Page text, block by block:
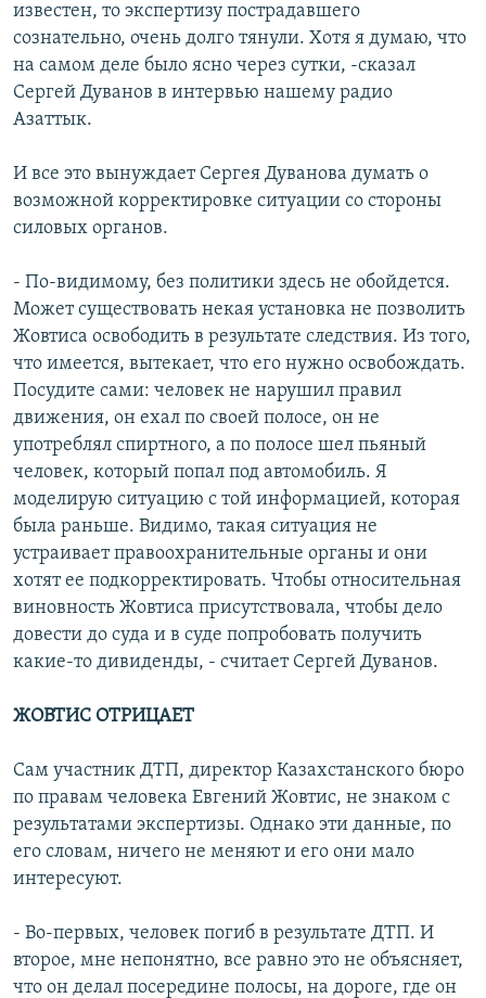
известен, то экспертизу пострадавшего
сознательно, очень долго тянули. Хотя я думаю, что
на самом деле было ясно через сутки, -сказал
Сергей Дуванов в интервью нашему радио
Азаттык.
И все это вынуждает Сергея Дуванова думать о
возможной корректировке ситуации со стороны
силовых органов.
- По-видимому, без политики здесь не обойдется.
Может существовать некая установка не позволить
Жовтиса освободить в результате следствия. Из того,
что имеется, вытекает, что его нужно освобождать.
Посудите сами: человек не нарушил правил
движения, он ехал по своей полосе, он не
употреблял спиртного, а по полосе шел пьяный
человек, который попал под автомобиль. Я
моделирую ситуацию с той информацией, которая
была раньше. Видимо, такая ситуация не
устраивает правоохранительные органы и они
хотят ее подкорректировать. Чтобы относительная
виновность Жовтиса присутствовала, чтобы дело
довести до суда и в суде попробовать получить
какие-то дивиденды, - считает Сергей Дуванов.
ЖОВТИС ОТРИЦАЕТ
Сам участник ДТП, директор Казахстанского бюро
по правам человека Евгений Жовтис, не знаком с
результатами экспертизы. Однако эти данные, по
его словам, ничего не меняют и его они мало
интересуют.
- Во-первых, человек погиб в результате ДТП. И
второе, мне непонятно, все равно это не объясняет,
что он делал посередине полосы, на дороге, где он